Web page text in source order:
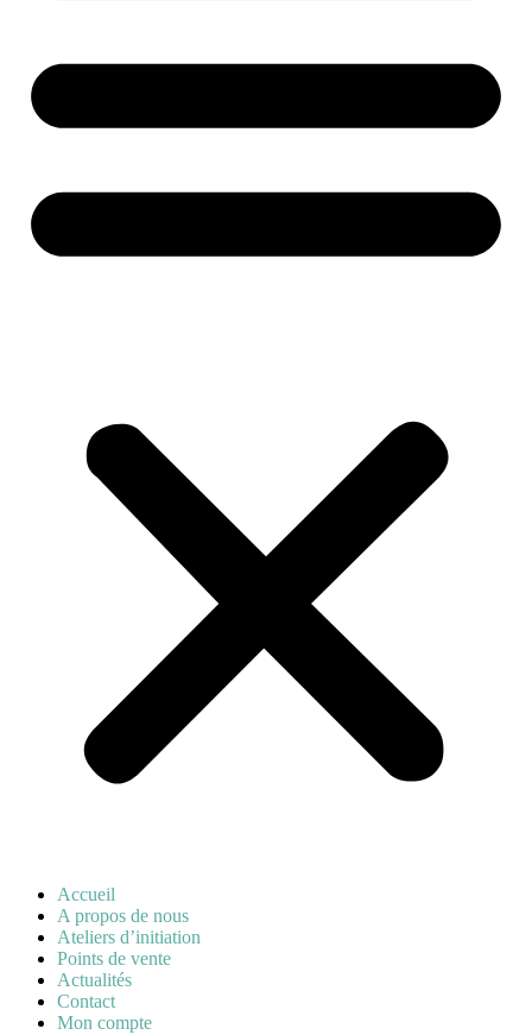
Accueil
A propos de nous
Ateliers d’initiation
Points de vente
Actualités
Contact
Mon compte